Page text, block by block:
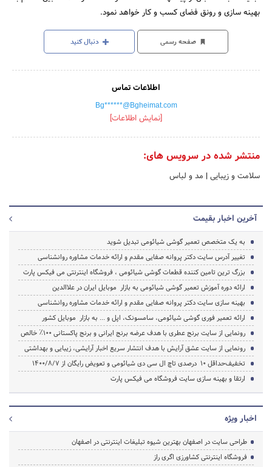
بهینه سازی و رونق فضای کسب و کار خواهد نمود.
صفحه رسمی دنبال کنید
اطلاعات تماس
Bg******@Bgheimat.com
[نمایش اطلاعات]
منتشر شده در سرویس های:
سلامت و زیبایی | مد و لباس
آخرین اخبار بقیمت
به یک متخصص تعمیر گوشی شیائومی تبدیل شوید
تغییر آدرس سایت دکتر پروانه صفایی مقدم و ارائه خدمات مشاوره روانشناسی
بزرگ ترین تامین کننده قطعات گوشی شیائومی ، فروشگاه اینترنتی می فیکس پارت
ارائه دوره آموزش تعمیر گوشی شیائومی به بازار موبایل ایران در علاالدین
بهینه سازی سایت دکتر پروانه صفایی مقدم و ارائه خدمات مشاوره روانشناسی
ارائه تعمیر فوری گوشی شیائومی، سامسونک، اپل و ... به بازار موبایل کشور
رونمایی از سایت برنج عطری با هدف عرضه برنج ایرانی و برنج پاکستانی ۱۰۰٪ خالص
رونمایی از سایت عشق آرایش با هدف انتشار سریع اخبار آرایشی، زیبایی و بهداشتی
تخفیف‌حداقل 10 درصدی تاچ ال سی دی شیائومی و تعویض رایگان از 1400/8/7
ارتقا و بهینه سازی سایت فروشگاه می فیکس پارت
اخبار ویژه
طراحی سایت در اصفهان بهترین شیوه تبلیغات اینترنتی در اصفهان
فروشگاه اینترنتی کشاورزی اگری راز